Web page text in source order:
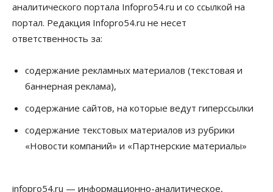
аналитического портала Infopro54.ru и со ссылкой на
портал. Редакция Infopro54.ru не несет
ответственность за:
содержание рекламных материалов (текстовая и
баннерная реклама),
содержание сайтов, на которые ведут гиперссылки
содержание текстовых материалов из рубрики
«Новости компаний» и «Партнерские материалы»
infopro54.ru — информационно-аналитическое,